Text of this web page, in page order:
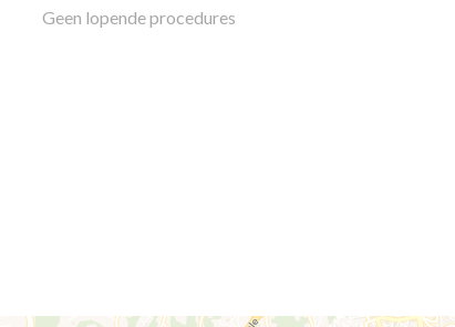
Geen lopende procedures